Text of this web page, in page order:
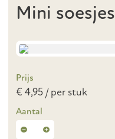
Mini soesjes
Prijs
€ 4,95 / per stuk
Aantal